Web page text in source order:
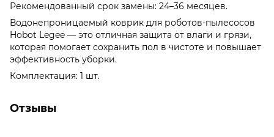
Рекомендованный срок замены: 24–36 месяцев.
Водонепроницаемый коврик для роботов-пылесосов
Hobot Legee — это отличная защита от влаги и грязи,
которая помогает сохранить пол в чистоте и повышает
эффективность уборки.
Комплектация: 1 шт.
Отзывы